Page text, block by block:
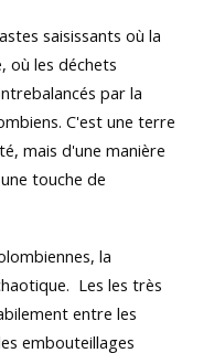
saisissants où la
où les déchets
par la
C'est une terre
mais d'une manière
touche de
la
Les les très
entre les
embouteillages